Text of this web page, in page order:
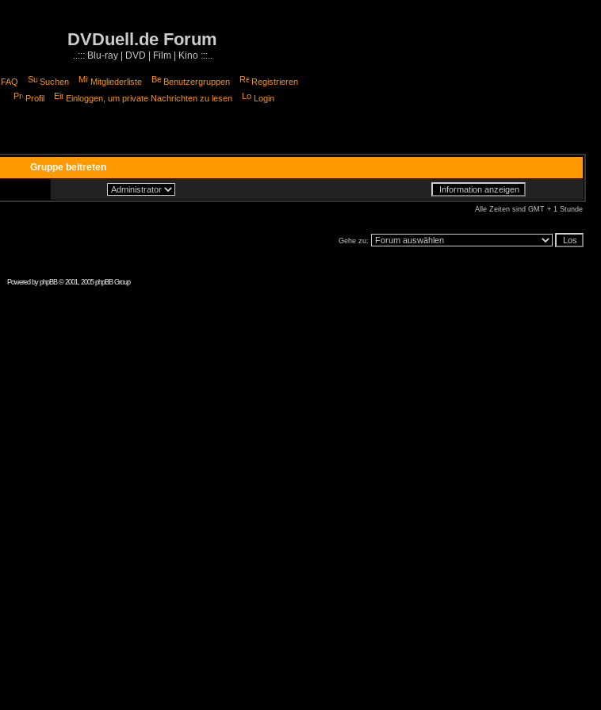
DVDuell.de Forum
..::: Blu-ray | DVD | Film | Kino :::..
FAQ Suchen Mitgliederliste Benutzergruppen
Registrieren
Profil
Einloggen, um private Nachrichten zu lesen Login
Gruppe beitreten
Alle Zeiten sind GMT + 1 Stunde
Gehe zu:
Powered byphpBB© 2001, 2005 phpBB Group